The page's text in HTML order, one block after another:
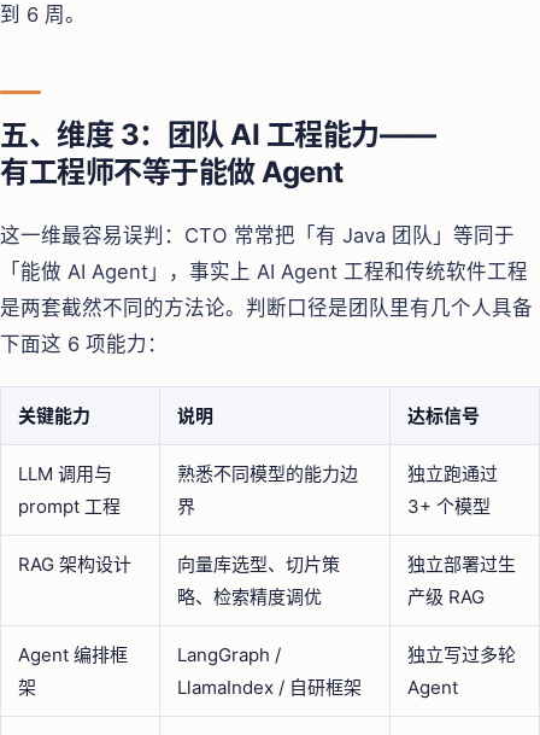
到 6 周。
五、维度 3：团队 AI 工程能力——
有工程师不等于能做 Agent
这一维最容易误判：CTO 常常把「有 Java 团队」等同于
「能做 AI Agent」，事实上 AI Agent 工程和传统软件工程
是两套截然不同的方法论。判断口径是团队里有几个人具备
下面这 6 项能力：
关键能力 说明 达标信号
LLM 调用与
prompt 工程
熟悉不同模型的能力边
界
独立跑通过
3+ 个模型
RAG 架构设计
向量库选型、切片策
略、检索精度调优
独立部署过生
产级 RAG
Agent 编排框
架
LangGraph /
LlamaIndex / 自研框架
独立写过多轮
Agent